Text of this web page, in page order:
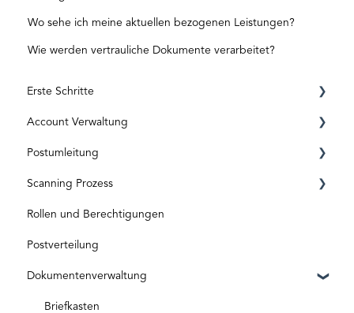
Wo sehe ich meine aktuellen bezogenen Leistungen?
Wie werden vertrauliche Dokumente verarbeitet?
Erste Schritte
Registrierung
ID Level
Aktivierungscode
Abos und Kosten
Account Verwaltung
Privat Account
Business Account
Postumleitung
Vor der Aktivierung
Nach der Aktivierung
Scanning Prozess
Posteingang & Scanning
Dokumentverarbeitung
Spezielle Sendungen
Originaldokumente
Rollen und Berechtigungen
Postverteilung
Dokumentenverwaltung
Briefkasten